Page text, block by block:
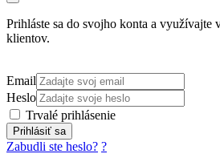
Prihláste sa do svojho konta a
klientov.
Email
Heslo
Trvalé prihlásenie
Prihlásiť sa
Zabudli ste heslo? ?